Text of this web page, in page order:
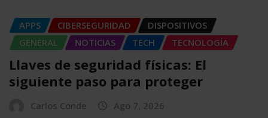
APPS CIBERSEGURIDAD
DISPOSITIVOS
GENERAL
NOTICIAS TECH TECNOLOGÍA
Llaves de seguridad físicas: El
siguiente paso para proteger
Carlos Conde Ago 7, 2026